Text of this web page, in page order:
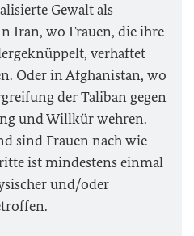
Gewalt als
Iran, wo Frauen, die ihre
verhaftet
Oder in Afghanistan, wo
der Taliban gegen
und Willkür wehren.
sind Frauen nach wie
ist mindestens einmal
und/oder